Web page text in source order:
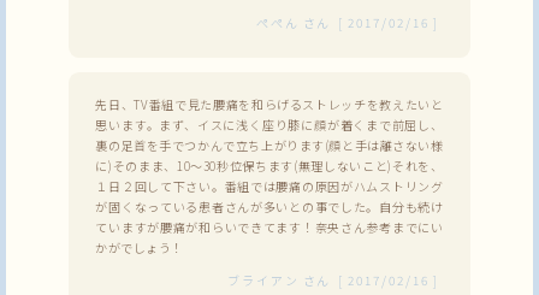
ぺぺん さん [ 2017/02/16 ]
先日、TV番組で見た腰痛を和らげるストレッチを教えたいと
思います。まず、イスに浅く座り膝に顔が着くまで前屈し、
裏の足首を手でつかんで立ち上がります(顔と手は離さない様
に)そのまま、10～30秒位保ちます(無理しないこと)それを、
１日２回して下さい。番組では腰痛の原因がハムストリング
が固くなっている患者さんが多いとの事でした。自分も続け
ていますが腰痛が和らいできてます！奈央さん参考までにい
かがでしょう！
ブライアン さん [ 2017/02/16 ]